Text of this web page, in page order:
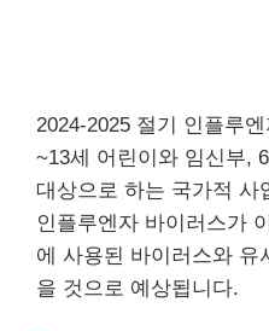
2024-2025 절기 인플루
~13세 어린이와 임신부,
대상으로 하는 국가적 사
인플루엔자 바이러스가
에 사용된 바이러스와 유
을 것으로 예상됩니다.